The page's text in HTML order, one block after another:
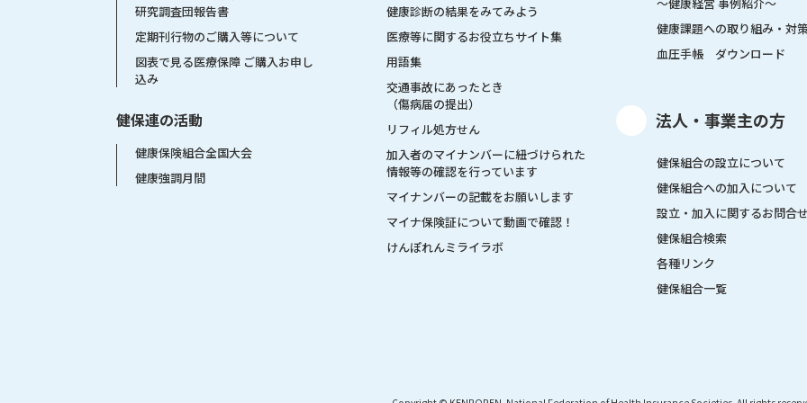
研究調査団報告書
定期刊行物のご購入等について
図表で見る医療保障 ご購入お申し
込み
健保連の活動
健康保険組合全国大会
健康強調月間
健康診断の結果をみてみよう
医療等に関するお役立ちサイト集
用語集
交通事故にあったとき
（傷病届の提出）
リフィル処方せん
加入者のマイナンバーに紐づけられた
情報等の確認を行っています
マイナンバーの記載をお願いします
マイナ保険証について動画で確認！
けんぽれんミライラボ
健康課題への取り組み・対
血圧手帳 ダウンロード
法人・事業主の方
健保組合の設立について
健保組合への加入について
設立・加入に関するお問合
健保組合検索
各種リンク
健保組合一覧